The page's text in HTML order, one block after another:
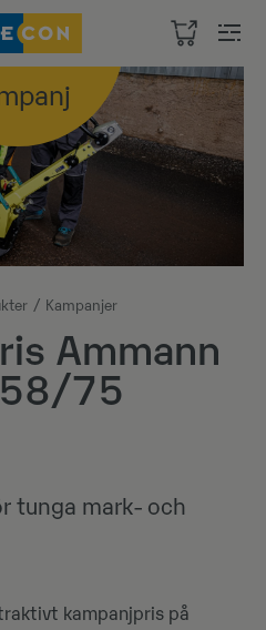
Kampanjer
Ammann
58/75
tunga mark- och
kampanjpris på